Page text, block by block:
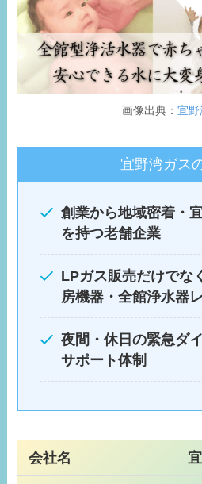
画像出典： 宜野
宜野湾ガス
創業から地域密着・
を持つ老舗企業
LPガス販売だけでな
房機器・全館浄水器
夜間・休日の緊急ダ
サポート体制
会社名